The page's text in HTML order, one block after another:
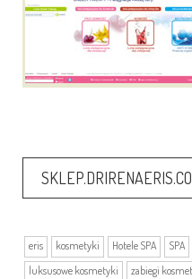
eris kosmetyki Hotele SPA SPA
luksusowe kosmetyki
zabiegi